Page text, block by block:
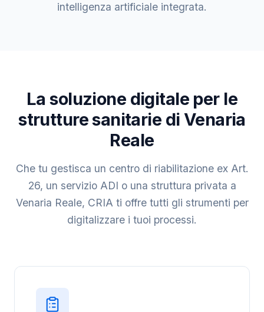
intelligenza artificiale integrata.
La soluzione digitale per le
strutture sanitarie di Venaria
Reale
Che tu gestisca un centro di riabilitazione ex Art.
26, un servizio ADI o una struttura privata a
Venaria Reale, CRIA ti offre tutti gli strumenti per
digitalizzare i tuoi processi.